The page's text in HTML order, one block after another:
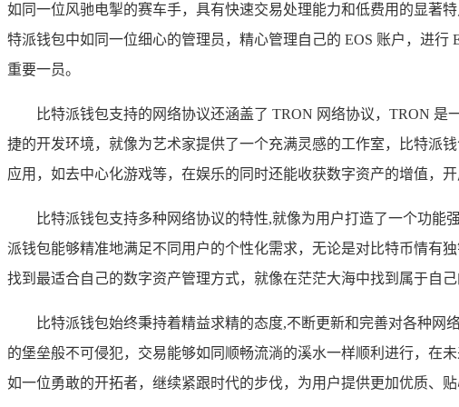
如同一位风驰电掣的赛车手，具有快速交易处理能力和低费用的显著
特派钱包中如同一位细心的管理员，精心管理自己的 EOS 账户，进
重要一员。
比特派钱包支持的网络协议还涵盖了 TRON 网络协议，TRON
捷的开发环境，就像为艺术家提供了一个充满灵感的工作室，比特派
应用，如去中心化游戏等，在娱乐的同时还能收获数字资产的增值，
比特派钱包支持多种网络协议的特性,就像为用户打造了一个功能
派钱包能够精准地满足不同用户的个性化需求，无论是对比特币情有
找到最适合自己的数字资产管理方式，就像在茫茫大海中找到属于自己
比特派钱包始终秉持着精益求精的态度,不断更新和完善对各种
的堡垒般不可侵犯，交易能够如同顺畅流淌的溪水一样顺利进行，在
如一位勇敢的开拓者，继续紧跟时代的步伐，为用户提供更加优质、